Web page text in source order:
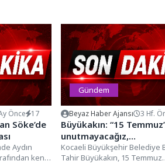
Önce 17
Söke’de
Aydın
kent
Gündem
Beyaz Haber Ajansı 3 Hf.
Büyükakın: “15
unutmayacağız,
unutturmayacağız”
Kocaeli Büyükşehir Belediye
Tahir Büyükakın, 15 Temmuz